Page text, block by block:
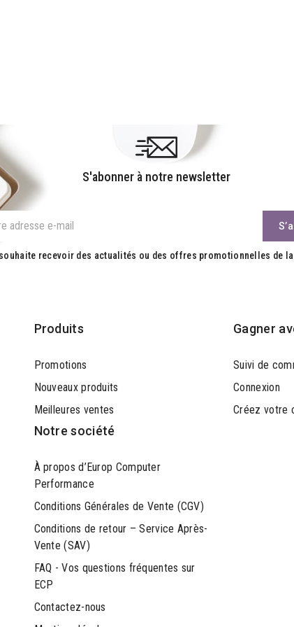
S'abonner à notre newsletter
recevoir des actualités ou des offres promotionnelles de la
Produits
Promotions
Nouveaux produits
Meilleures ventes
Notre société
À propos d’Europ Computer
Performance
Conditions Générales de Vente (CGV)
Conditions de retour – Service Après-
Vente (SAV)
FAQ - Vos questions fréquentes sur
ECP
Contactez-nous
Gagner
Suivi de
Connexion
Créez votre